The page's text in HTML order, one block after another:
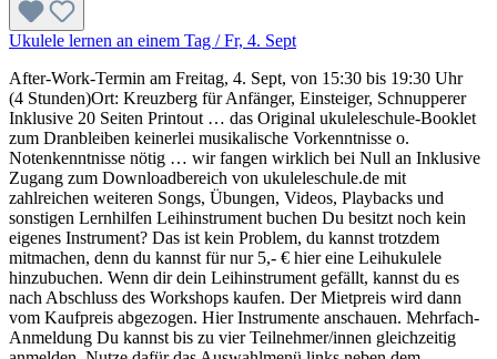
Ukulele lernen an einem Tag / Fr, 4. Sept
After-Work-Termin am Freitag, 4. Sept, von 15:30 bis 19:30 Uhr
(4 Stunden)Ort: Kreuzberg für Anfänger, Einsteiger, Schnupperer
Inklusive 20 Seiten Printout … das Original ukuleleschule-Booklet
zum Dranbleiben keinerlei musikalische Vorkenntnisse o.
Notenkenntnisse nötig … wir fangen wirklich bei Null an Inklusive
Zugang zum Downloadbereich von ukuleleschule.de mit
zahlreichen weiteren Songs, Übungen, Videos, Playbacks und
sonstigen Lernhilfen Leihinstrument buchen Du besitzt noch kein
eigenes Instrument? Das ist kein Problem, du kannst trotzdem
mitmachen, denn du kannst für nur 5,- € hier eine Leihukulele
hinzubuchen. Wenn dir dein Leihinstrument gefällt, kannst du es
nach Abschluss des Workshops kaufen. Der Mietpreis wird dann
vom Kaufpreis abgezogen. Hier Instrumente anschauen. Mehrfach-
Anmeldung Du kannst bis zu vier Teilnehmer/innen gleichzeitig